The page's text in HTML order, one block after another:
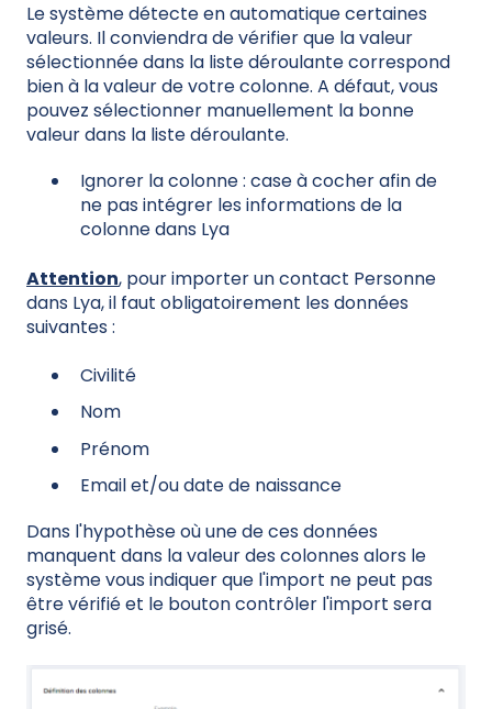
Le système détecte en automatique certaines
valeurs. Il conviendra de vérifier que la valeur
sélectionnée dans la liste déroulante correspond
bien à la valeur de votre colonne. A défaut, vous
pouvez sélectionner manuellement la bonne
valeur dans la liste déroulante.
Ignorer la colonne : case à cocher afin de
ne pas intégrer les informations de la
colonne dans Lya
Attention, pour importer un contact Personne
dans Lya, il faut obligatoirement les données
suivantes :
Civilité
Nom
Prénom
Email et/ou date de naissance
Dans l'hypothèse où une de ces données
manquent dans la valeur des colonnes alors le
système vous indiquer que l'import ne peut pas
être vérifié et le bouton contrôler l'import sera
grisé.